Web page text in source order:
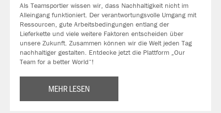
Als Teamsportler wissen wir, dass Nachhaltigkeit nicht im
Alleingang funktioniert. Der verantwortungsvolle Umgang mit
Ressourcen, gute Arbeitsbedingungen entlang der
Lieferkette und viele weitere Faktoren entscheiden über
unsere Zukunft. Zusammen können wir die Welt jeden Tag
nachhaltiger gestalten. Entdecke jetzt die Plattform „Our
Team for a better World“!
MEHR LESEN